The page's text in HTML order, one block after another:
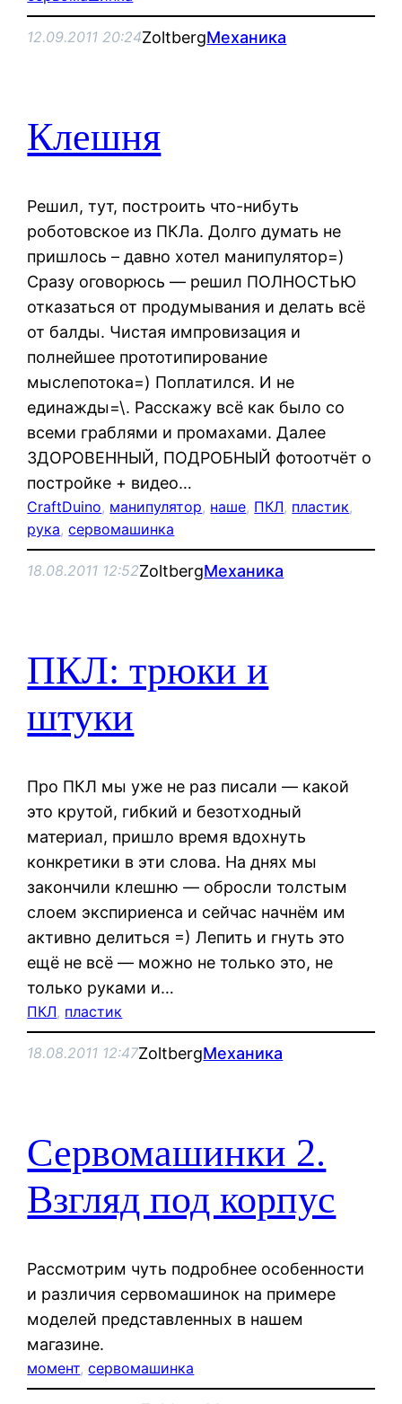
12.09.2011 20:24ZoltbergМеханика
Клешня
Решил, тут, построить что-нибуть
роботовское из ПКЛа. Долго думать не
пришлось – давно хотел манипулятор=)
Сразу оговорюсь — решил ПОЛНОСТЬЮ
отказаться от продумывания и делать всё
от балды. Чистая импровизация и
полнейшее прототипирование
мыслепотока=) Поплатился. И не
единажды=\. Расскажу всё как было со
всеми граблями и промахами. Далее
ЗДОРОВЕННЫЙ, ПОДРОБНЫЙ фотоотчёт о
постройке + видео…
CraftDuino, манипулятор, наше, ПКЛ, пластик
рука, сервомашинка
18.08.2011 12:52ZoltbergМеханика
ПКЛ: трюки и
штуки
Про ПКЛ мы уже не раз писали — какой
это крутой, гибкий и безотходный
материал, пришло время вдохнуть
конкретики в эти слова. На днях мы
закончили клешню — обросли толстым
слоем экспириенса и сейчас начнём им
активно делиться =) Лепить и гнуть это
ещё не всё — можно не только это, не
только руками и…
ПКЛ, пластик
18.08.2011 12:47ZoltbergМеханика
Сервомашинки 2.
Взгляд под корпус
Рассмотрим чуть подробнее особенности
и различия сервомашинок на примере
моделей представленных в нашем
магазине.
момент, сервомашинка